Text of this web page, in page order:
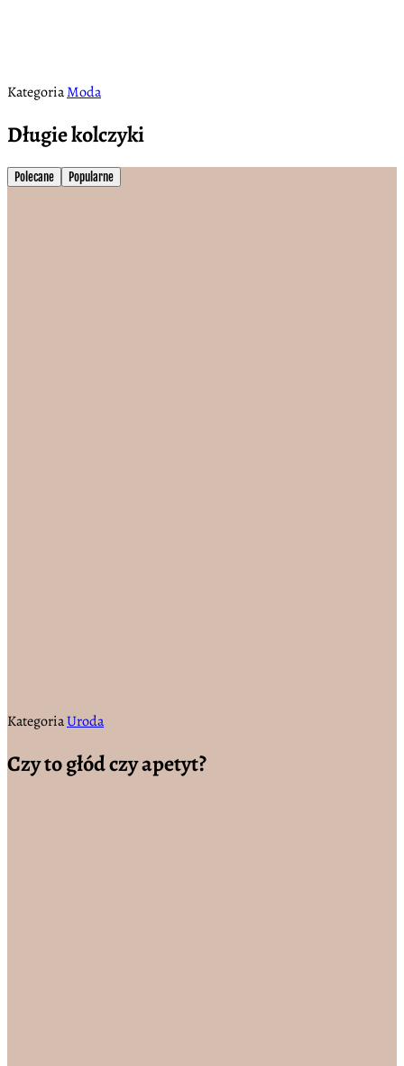
KategoriaModa
Długie kolczyki
Polecane Popularne
KategoriaUroda
Czy to głód czy apetyt?